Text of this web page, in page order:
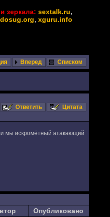
зеркала: sextalk.ru,
, xguru.info
Вперед Списком
Ответить Цитата
мы искромётный атакающий
Опубликовано